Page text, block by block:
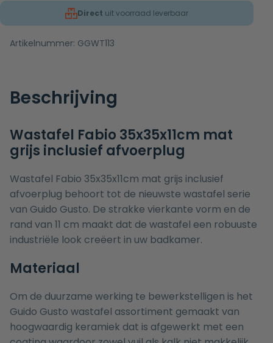
Direct uit voorraad leverbaar
Artikelnummer: GGWT113
Beschrijving
Wastafel Fabio 35x35x11cm mat
grijs inclusief afvoerplug
Wastafel Fabio 35x35x11cm mat grijs inclusief
afvoerplug behoort tot de nieuwste wastafel serie
van Guido Gusto. De strakke vierkante vorm en de
rand van 11 cm maakt dat de wastafel een robuuste
industriële look creëert in uw badkamer.
Materiaal
Om de duurzame werking te bewerkstelligen is het
Guido Gusto wastafel assortiment gemaakt van
hoogwaardig keramiek dat is afgewerkt met een